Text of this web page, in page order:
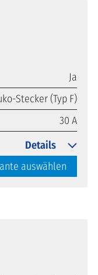
Ja
Stecker (Typ F)
30 A
auswählen
Details